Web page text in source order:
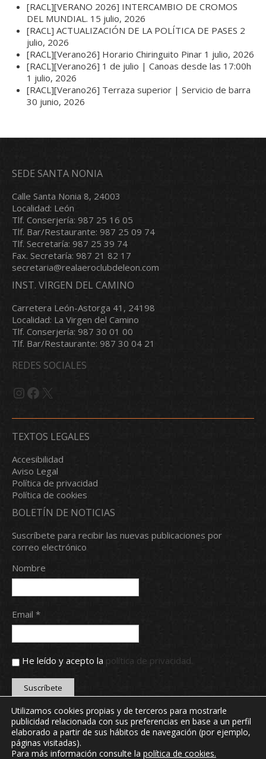
[RACL][VERANO 2026] INTERCAMBIO DE CROMOS
DEL MUNDIAL. 15 julio, 2026
[RACL] ACTUALIZACIÓN DE LA POLÍTICA DE PASES 2
julio, 2026
[RACL][Verano26] Horario Chiringuito Pinar 1 julio, 2026
[RACL][Verano26] 1 de julio | Canoas desde las 17:00h
1 julio, 2026
[RACL][Verano26] Terraza superior | Servicio de barra
30 junio, 2026
SEDE SANTA NONIA
Calle Santa Nonia 8, 24003
Localidad: León
Tlf. Conserjería: 987 25 16 05
Tlf. Bar/Restaurante: 987 25 09 74
Tlf. Secretaría: 987 25 39 74
Fax. Secretaría: 987 21 82 17
secretaria@realaeroclubdeleon.com
INST. VIRGEN DEL CAMINO
Carretera León-Astorga 41, 24198
Localidad: La Virgen del Camino
Tlf. Conserjería: 987 30 01 00
Tlf. Bar/Restaurante: 987 30 04 21
REDES SOCIALES
Instagram
Facebook
X
TEXTOS LEGALES
Accesibilidad
Aviso Legal
Política de privacidad
Política de cookies
BOLETÍN DE NOTICIAS
Suscríbete para recibir las nuevas publicaciones por
correo electrónico
Nombre
Email *
He leído y acepto la política de privacidad.
Copyright © 2024 Real Aero Club de León. Todos los
derechos reservados.
webmaster@realaeroclubdeleon.com
Utilizamos cookies propias y de terceros para mostrarle
publicidad relacionada con sus preferencias en base a un perfil
elaborado a partir de sus hábitos de navegación (por ejemplo,
páginas visitadas).
Para más información consulte la política de cookies.